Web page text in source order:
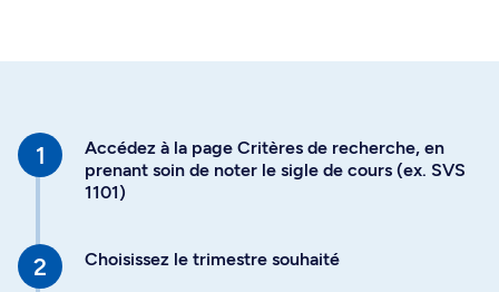
Accédez à la page Critères de recherche, en
prenant soin de noter le sigle de cours (ex. SVS
1101)
Choisissez le trimestre souhaité